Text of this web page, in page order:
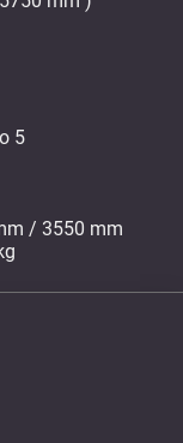
5
/ 3550 mm